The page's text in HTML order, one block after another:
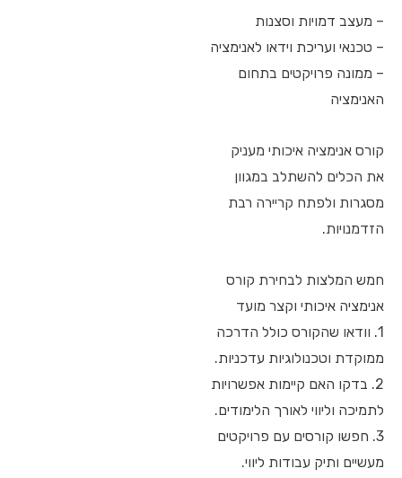
– מעצב דמויות וסצנות
– טכנאי ועריכת וידאו לאנימציה
– ממונה פרויקטים בתחום
האנימציה
קורס אנימציה איכותי מעניק
את הכלים להשתלב במגוון
מסגרות ולפתח קריירה רבת
הזדמנויות.
חמש המלצות לבחירת קורס
אנימציה איכותי וקצר מועד
1. וודאו שהקורס כולל הדרכה
ממוקדת וטכנולוגיות עדכניות.
2. בדקו האם קיימות אפשרויות
לתמיכה וליווי לאורך הלימודים.
3. חפשו קורסים עם פרויקטים
מעשיים ותיק עבודות ליווי.